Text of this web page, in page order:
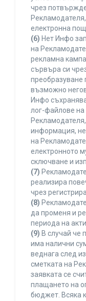
чрез
електронна
(6) Нет Инфо
на
рекламна
сървъра си
преобразуване
възможно
Инфо
лог-файлове на
информация,
на
електронното
сключване и
(7)
реализира
чрез
(8)
да променя и
периода на
(9) В случай че
има налични
веднага след
сметката на
заявката се
плащането на
бюджет. Всяка